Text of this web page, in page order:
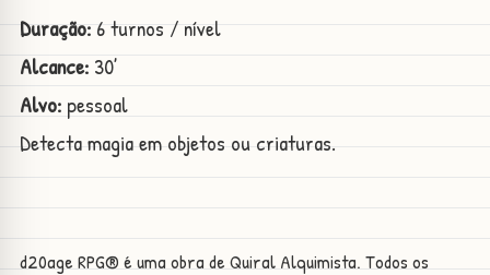
Duração:6 turnos / nível
Alcance:30’
Alvo:pessoal
Detecta magia em objetos ou criaturas.
d20age RPG® é uma obra de Quiral Alquimista. Todos os